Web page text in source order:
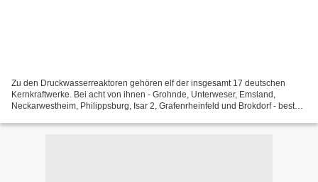
Zu den Druckwasserreaktoren gehören elf der insgesamt 17 deutschen
Kernkraftwerke. Bei acht von ihnen - Grohnde, Unterweser, Emsland,
Neckarwestheim, Philippsburg, Isar 2, Grafenrheinfeld und Brokdorf - besteht